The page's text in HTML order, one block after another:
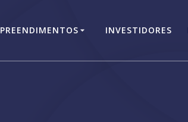
INVESTIDORES